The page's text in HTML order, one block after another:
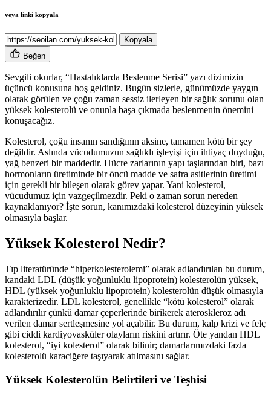
veya linki kopyala
Kopyala
Beğen
Sevgili okurlar, “Hastalıklarda Beslenme Serisi” yazı dizimizin
üçüncü konusuna hoş geldiniz. Bugün sizlerle, günümüzde yaygın
olarak görülen ve çoğu zaman sessiz ilerleyen bir sağlık sorunu olan
yüksek kolesterolü ve onunla başa çıkmada beslenmenin önemini
konuşacağız.
Kolesterol, çoğu insanın sandığının aksine, tamamen kötü bir şey
değildir. Aslında vücudumuzun sağlıklı işleyişi için ihtiyaç duyduğu,
yağ benzeri bir maddedir. Hücre zarlarının yapı taşlarından biri, bazı
hormonların üretiminde bir öncü madde ve safra asitlerinin üretimi
için gerekli bir bileşen olarak görev yapar. Yani kolesterol,
vücudumuz için vazgeçilmezdir. Peki o zaman sorun nereden
kaynaklanıyor? İşte sorun, kanımızdaki kolesterol düzeyinin yüksek
olmasıyla başlar.
Yüksek Kolesterol Nedir?
Tıp literatüründe “hiperkolesterolemi” olarak adlandırılan bu durum,
kandaki LDL (düşük yoğunluklu lipoprotein) kolesterolün yüksek,
HDL (yüksek yoğunluklu lipoprotein) kolesterolün düşük olmasıyla
karakterizedir. LDL kolesterol, genellikle “kötü kolesterol” olarak
adlandırılır çünkü damar çeperlerinde birikerek ateroskleroz adı
verilen damar sertleşmesine yol açabilir. Bu durum, kalp krizi ve felç
gibi ciddi kardiyovasküler olayların riskini artırır. Öte yandan HDL
kolesterol, “iyi kolesterol” olarak bilinir; damarlarımızdaki fazla
kolesterolü karaciğere taşıyarak atılmasını sağlar.
Yüksek Kolesterolün Belirtileri ve Teşhisi